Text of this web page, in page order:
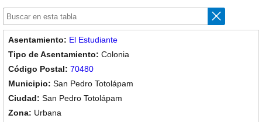
El Estudiante
Colonia
70480
San Pedro Totolápam
San Pedro Totolápam
Urbana